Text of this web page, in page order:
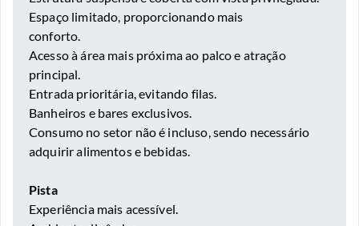
Espaço limitado, proporcionando mais
conforto.
Acesso à área mais próxima ao palco e atração
principal.
Entrada prioritária, evitando filas.
Banheiros e bares exclusivos.
Consumo no setor não é incluso, sendo necessário
adquirir alimentos e bebidas.
Pista
Experiência mais acessível.